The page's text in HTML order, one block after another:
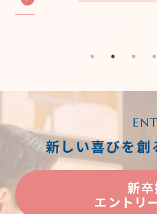
新しい喜びを
新卒
エントリ